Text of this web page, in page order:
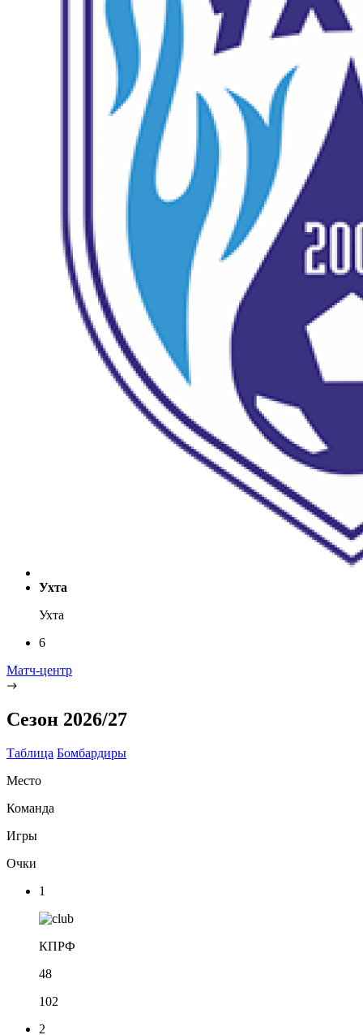
Ухта
Ухта
6
Матч-центр
Сезон 2026/27
Таблица Бомбардиры
Место
Команда
Игры
Очки
1
КПРФ
48
102
2